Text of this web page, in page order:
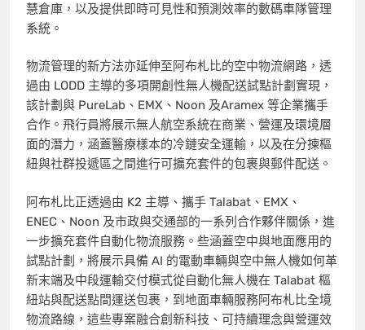
慧倉庫，以及提供即時可見性和預測效率的數碼車隊管理
系統。
物流管理的新方法亦延伸至阿布札比的空中物流網路，透
過由 LODD 主導的多項開創性無人機配送試點計劃實現，
該計劃與 PureLab、EMX、Noon 及Aramex 等企業攜手
合作。飛行員將展示無人航空系統在商業、營運及環境層
面的潛力，涵蓋醫療樣本的冷鏈安全運輸，以及在分揀樞
紐與社群投遞區之間進行可擴充套件的包裹與郵件配送。
阿布札比正透過由 K2 主導、攜手 Talabat、EMX、
ENEC、Noon 及市政與交通部的一系列合作夥伴關係，進
一步擴充套件自動化物流服務。些涵蓋空中與地面應用的
試點計劃，將展示具備 AI 的電動車輛與空中無人機如何革
新末端及中段運輸交付模式從自動化無人機在 Talabat 樞
紐站與配送點間運送包裹，到地面車輛服務阿布札比全境
物流路線，這些專案融合創新科技、可持續理念與營運效